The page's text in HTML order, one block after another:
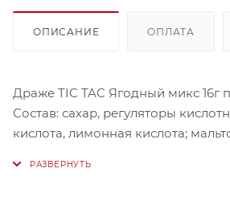
ОПИСАНИЕ ОПЛАТА
Драже TIC TAC Ягодный микс 16г
Состав: сахар, регуляторы
кислота, лимонная кислота;